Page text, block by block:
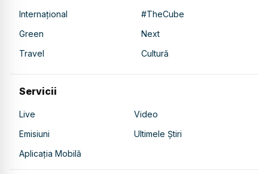
Internațional
#TheCube
Green
Next
Travel
Cultură
Servicii
Live
Video
Emisiuni
Ultimele Știri
Aplicația Mobilă